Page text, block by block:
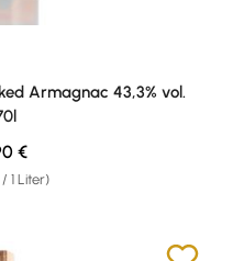
Armagnac 43,3% vol.
1 Liter)
Preis:
€